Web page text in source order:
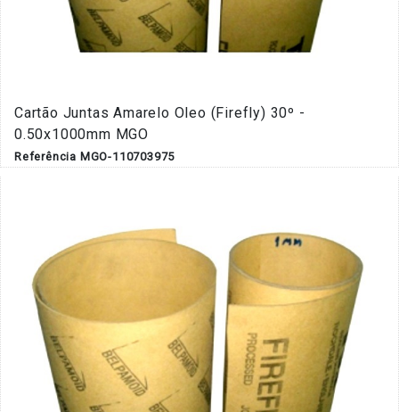
Cartão Juntas Amarelo Oleo (Firefly) 30º -
0.50x1000mm MGO
Referência MGO-110703975